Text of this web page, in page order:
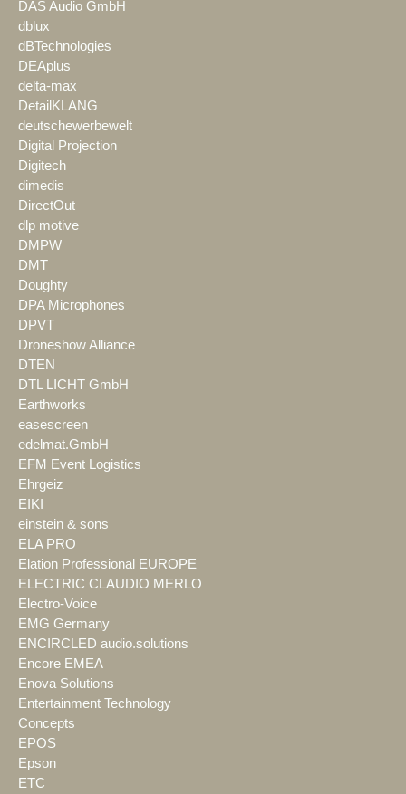
DAS Audio GmbH
dblux
dBTechnologies
DEAplus
delta-max
DetailKLANG
deutschewerbewelt
Digital Projection
Digitech
dimedis
DirectOut
dlp motive
DMPW
DMT
Doughty
DPA Microphones
DPVT
Droneshow Alliance
DTEN
DTL LICHT GmbH
Earthworks
easescreen
edelmat.GmbH
EFM Event Logistics
Ehrgeiz
EIKI
einstein & sons
ELA PRO
Elation Professional EUROPE
ELECTRIC CLAUDIO MERLO
Electro-Voice
EMG Germany
ENCIRCLED audio.solutions
Encore EMEA
Enova Solutions
Entertainment Technology
Concepts
EPOS
Epson
ETC